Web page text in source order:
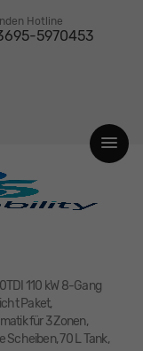
Hotline
5970453
110 kW 8-Gang
Paket,
für 3 Zonen,
Scheiben, 70 L Tank,